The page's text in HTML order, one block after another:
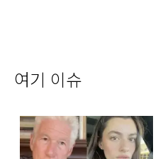
여기 이슈